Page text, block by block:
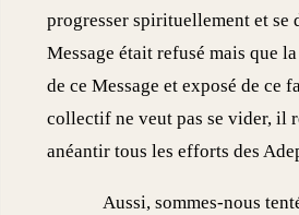
progresser spirituellement et se
Message était refusé mais que
de ce Message et exposé de ce
collectif ne veut pas se vider, il
anéantir tous les efforts des
Aussi, sommes-nous